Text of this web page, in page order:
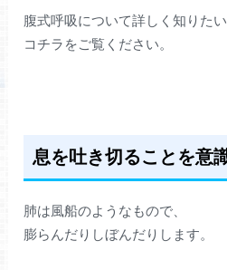
腹式呼吸について詳しく知りた
コチラをご覧ください。
息を吐き切ることを意
肺は風船のようなもので、
膨らんだりしぼんだりします。